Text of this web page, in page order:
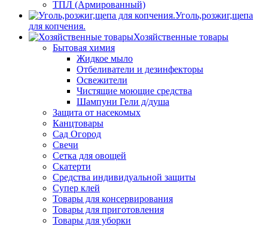
ТПЛ (Армированный)
Уголь,розжиг,щепа
для копчения.
Хозяйственные товары
Бытовая химия
Жидкое мыло
Отбеливатели и дезинфекторы
Освежители
Чистящие моющие средства
Шампуни Гели д/душа
Защита от насекомых
Канцтовары
Сад Огород
Свечи
Сетка для овощей
Скатерти
Средства индивидуальной защиты
Супер клей
Товары для консервирования
Товары для приготовления
Товары для уборки